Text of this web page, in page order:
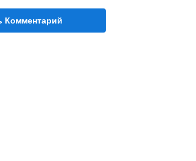
Комментарий